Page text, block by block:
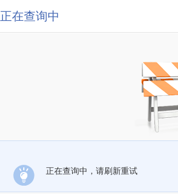
正在查询中
正在查询中，请刷新重试